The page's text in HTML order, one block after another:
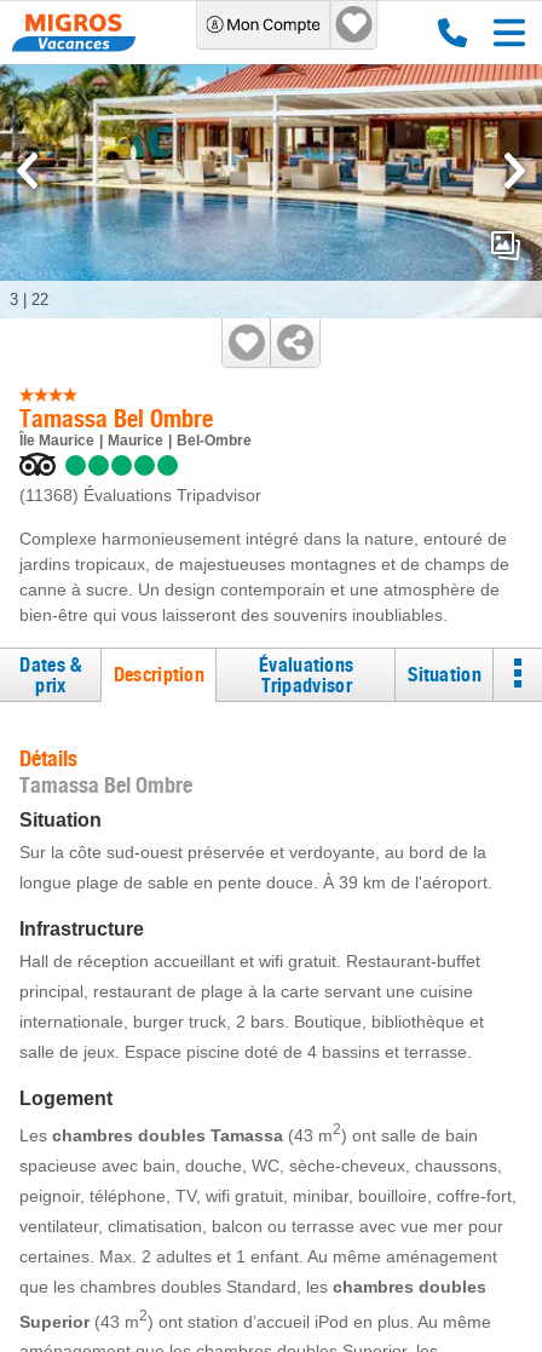
Tamassa Bel Ombre
Île Maurice Maurice Bel-Ombre
(11368) Évaluations Tripadvisor
Complexe harmonieusement intégré dans la nature, entouré de
jardins tropicaux, de majestueuses montagnes et de champs de
canne à sucre. Un design contemporain et une atmosphère de
bien-être qui vous laisseront des souvenirs inoubliables.
3 22
Dates &
prix
Description
Évaluations
Tripadvisor
Situation
Détails
Tamassa Bel Ombre
Situation
Sur la côte sud-ouest préservée et verdoyante, au bord de la
longue plage de sable en pente douce. À 39 km de l'aéroport.
Infrastructure
Hall de réception accueillant et wifi gratuit. Restaurant-buffet
principal, restaurant de plage à la carte servant une cuisine
internationale, burger truck, 2 bars. Boutique, bibliothèque et
salle de jeux. Espace piscine doté de 4 bassins et terrasse.
Logement
Les chambres doubles Tamassa (43 m2) ont salle de bain
spacieuse avec bain, douche, WC, sèche-cheveux, chaussons,
peignoir, téléphone, TV, wifi gratuit, minibar, bouilloire, coffre-fort,
ventilateur, climatisation, balcon ou terrasse avec vue mer pour
certaines. Max. 2 adultes et 1 enfant. Au même aménagement
que les chambres doubles Standard, les chambres doubles
Superior (43 m2) ont station d’accueil iPod en plus. Au même